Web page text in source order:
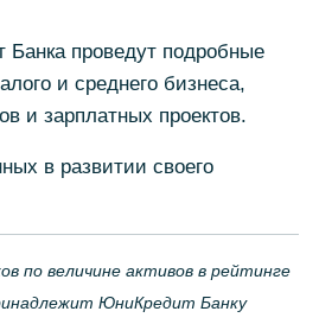
проведут подробные
и среднего бизнеса,
и зарплатных проектов.
в развитии своего
по величине активов в рейтинге
ЮниКредит Банку